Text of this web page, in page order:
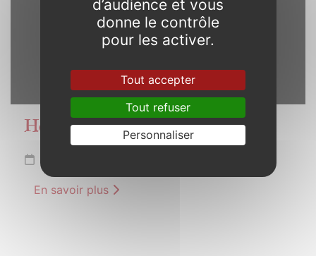
Hop !
En savoir plus
d’audience et vous
donne le contrôle
pour les activer.
Tout accepter
Tout refuser
Personnaliser